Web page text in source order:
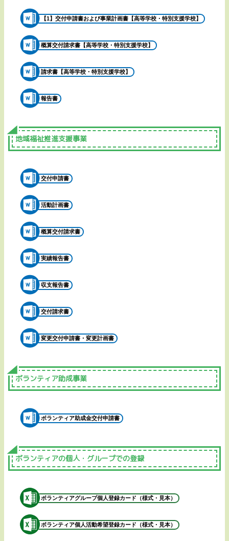
【1】交付申請書および事業計画書【高等学校・特別支援学校】
概算交付請求書【高等学校・特別支援学校】
請求書【高等学校・特別支援学校】
報告書
地域福祉推進支援事業
交付申請書
活動計画書
概算交付請求書
実績報告書
収支報告書
交付請求書
変更交付申請書・変更計画書
ボランティア助成事業
ボランティア助成金交付申請書
ボランティアの個人・グループでの登録
ボランティアグループ個人登録カード（様式・見本）
ボランティア個人活動希望登録カード（様式・見本）